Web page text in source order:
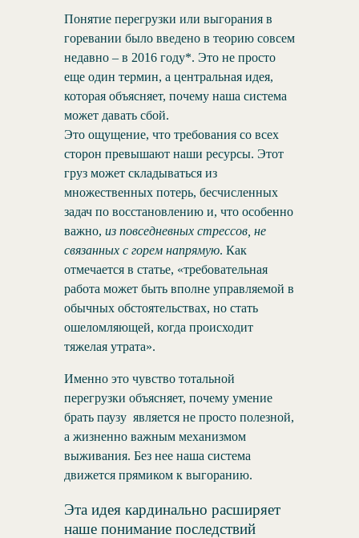
Понятие перегрузки или выгорания в
горевании было введено в теорию совсем
недавно – в 2016 году*. Это не просто
еще один термин, а центральная идея,
которая объясняет, почему наша система
может давать сбой.
Это ощущение, что требования со всех
сторон превышают наши ресурсы. Этот
груз может складываться из
множественных потерь, бесчисленных
задач по восстановлению и, что особенно
важно, из повседневных стрессов, не
связанных с горем напрямую. Как
отмечается в статье, «требовательная
работа может быть вполне управляемой в
обычных обстоятельствах, но стать
ошеломляющей, когда происходит
тяжелая утрата».
Именно это чувство тотальной
перегрузки объясняет, почему умение
брать паузу является не просто полезной,
а жизненно важным механизмом
выживания. Без нее наша система
движется прямиком к выгоранию.
Эта идея кардинально расширяет
наше понимание последствий